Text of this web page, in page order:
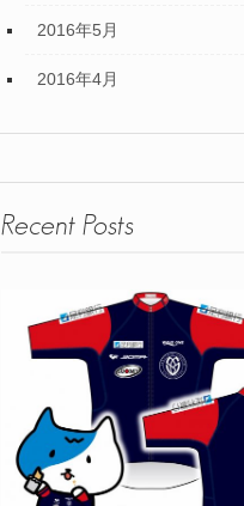
2016年5月
2016年4月
Recent Posts